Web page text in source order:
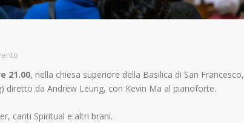
21.00, nella chiesa superiore della Basilica di San
diretto da Andrew Leung, con Kevin Ma al pianoforte.
canti Spiritual e altri brani.